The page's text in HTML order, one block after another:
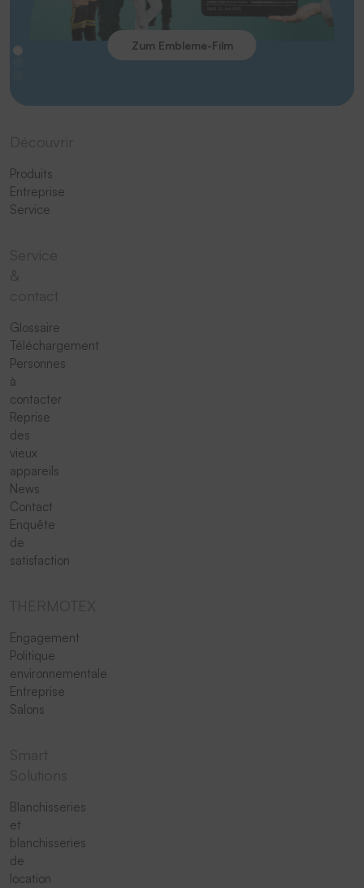
Zum Embleme-Film
Produits
Entreprise
Service
Glossaire
Téléchargement
Personnes
à
contacter
Reprise
des
vieux
appareils
News
Contact
Enquête
de
satisfaction
Engagement
Politique
environnementale
Entreprise
Salons
Blanchisseries
et
blanchisseries
de
location